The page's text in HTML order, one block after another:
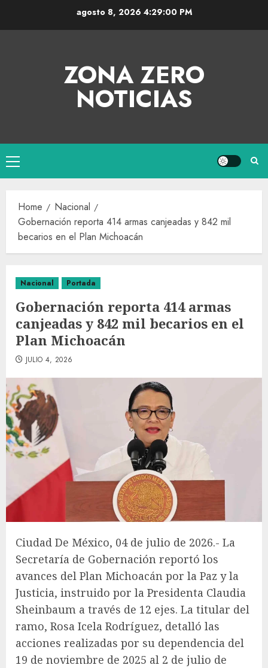
agosto 8, 20264:29:01 PM
ZONA ZERO
NOTICIAS
Home
Nacional
Gobernación reporta 414 armas canjeadas y 842 mil
becarios en el Plan Michoacán
Nacional Portada
Gobernación reporta 414 armas
canjeadas y 842 mil becarios en el
Plan Michoacán
JULIO 4, 2026
Ciudad De México, 04 de julio de 2026.- La
Secretaría de Gobernación reportó los
avances del Plan Michoacán por la Paz y la
Justicia, instruido por la Presidenta Claudia
Sheinbaum a través de 12 ejes. La titular del
ramo, Rosa Icela Rodríguez, detalló las
acciones realizadas por su dependencia del
19 de noviembre de 2025 al 2 de julio de